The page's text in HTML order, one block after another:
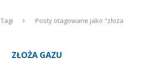
Tagi
Posty otagowane jako "złoża
ZŁOŻA GAZU